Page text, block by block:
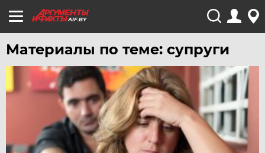
AIF.BY
Материалы по теме: супруги